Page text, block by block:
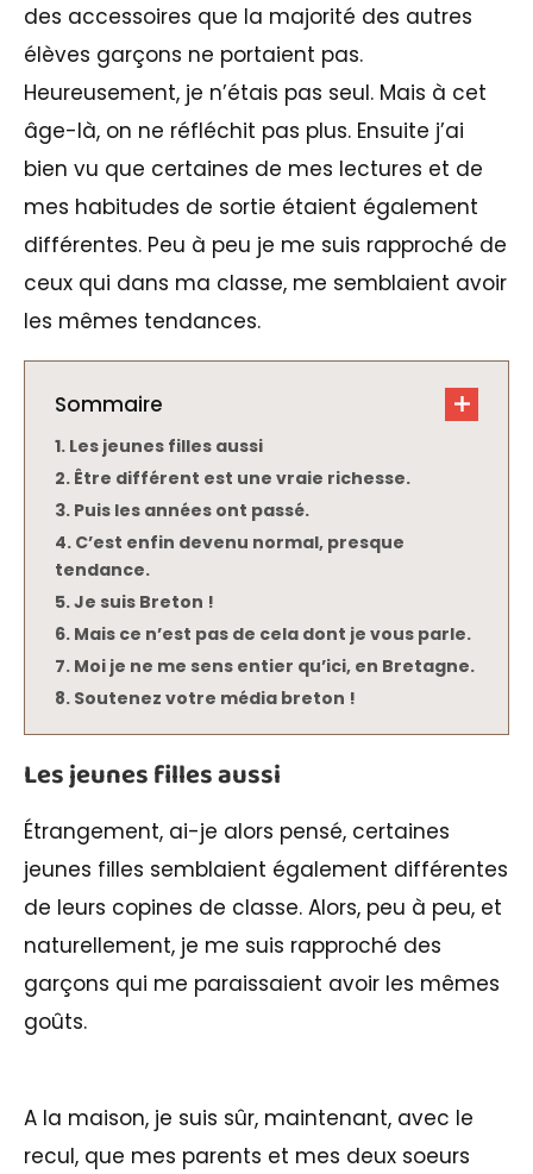
des accessoires que la majorité des autres
élèves garçons ne portaient pas.
Heureusement, je n’étais pas seul. Mais à cet
âge-là, on ne réfléchit pas plus. Ensuite j’ai
bien vu que certaines de mes lectures et de
mes habitudes de sortie étaient également
différentes. Peu à peu je me suis rapproché de
ceux qui dans ma classe, me semblaient avoir
les mêmes tendances.
Sommaire
Les jeunes filles aussi
Être différent est une vraie richesse.
Puis les années ont passé.
C’est enfin devenu normal, presque
tendance.
Je suis Breton !
Mais ce n’est pas de cela dont je vous parle.
Moi je ne me sens entier qu’ici, en Bretagne.
Soutenez votre média breton !
Les jeunes filles aussi
Étrangement, ai-je alors pensé, certaines
jeunes filles semblaient également différentes
de leurs copines de classe. Alors, peu à peu, et
naturellement, je me suis rapproché des
garçons qui me paraissaient avoir les mêmes
goûts.
A la maison, je suis sûr, maintenant, avec le
recul, que mes parents et mes deux soeurs